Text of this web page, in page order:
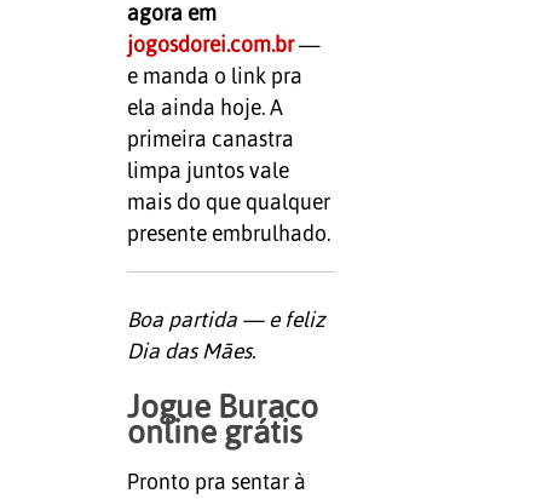
agora em
jogosdorei.com.br—
e manda o link pra
ela ainda hoje. A
primeira canastra
limpa juntos vale
mais do que qualquer
presente embrulhado.
Boa partida — e feliz
Dia das Mães.
Jogue Buraco
online grátis
Pronto pra sentar à